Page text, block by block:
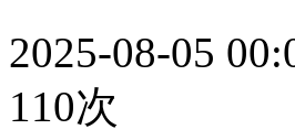
2025-08-05
110次